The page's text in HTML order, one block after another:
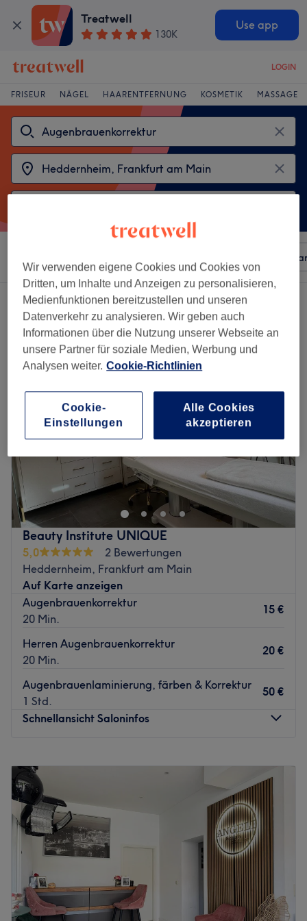
Treatwell
130K
Use app
LOGIN
FRISEUR NÄGEL HAARENTFERNUNG KOSMETIK MASSAGE
2 Salons die anbieten:
augenbrauenkorrektur in der Nähe von Heddernheim, Frankfurt am
Main
Beauty Institute UNIQUE
5,0
2 Bewertungen
Heddernheim, Frankfurt am Main
Auf Karte anzeigen
Augenbrauenkorrektur
20 Min.
15 €
Herren Augenbrauenkorrektur
20 Min.
20 €
Augenbrauenlaminierung, färben & Korrektur
1 Std.
50 €
Schnellansicht Saloninfos
Dienstag
Mittwoch
08:00 –20:00
Donnerstag
08:00–20:00
Freitag
08:00–20:00
Samstag
08:00–20:00
Sonntag
Geschlossen
Beauty Institute Unique ist deine Adresse für moderne
Kosmetik und ganzheitliche Pflege in Frankfurt. Das
Wir verwenden eigene Cookies und Cookies von
Dritten, um Inhalte und Anzeigen zu personalisieren,
Medienfunktionen bereitzustellen und unseren
Datenverkehr zu analysieren. Wir geben auch
Informationen über die Nutzung unserer Webseite an
unsere Partner für soziale Medien, Werbung und
Analysen weiter. Cookie-Richtlinien
Cookie-
Einstellungen
Alle Cookies
akzeptieren